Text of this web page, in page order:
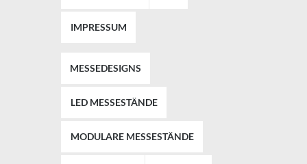
IMPRESSUM
MESSEDESIGNS
LED MESSESTÄNDE
MODULARE MESSESTÄNDE